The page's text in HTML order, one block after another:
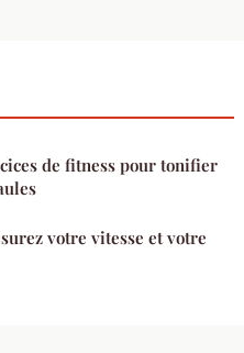
de fitness pour tonifier
votre vitesse et votre